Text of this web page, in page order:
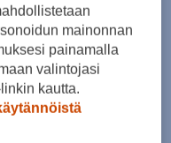
mainonnan
painamalla
valintojasi
kautta.